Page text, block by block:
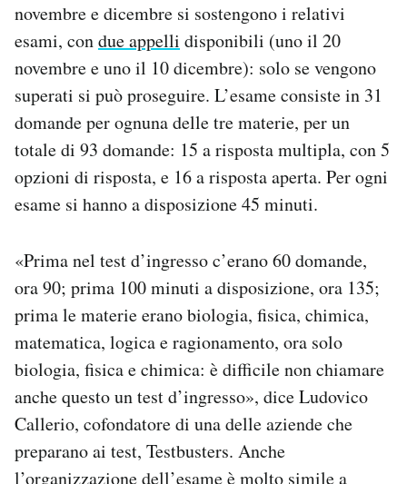
novembre e dicembre si sostengono i relativi
esami, condue appelli disponibili (uno il 20
novembre e uno il 10 dicembre): solo se vengono
superati si può proseguire. L’esame consiste in 31
domande per ognuna delle tre materie, per un
totale di 93 domande: 15 a risposta multipla, con 5
opzioni di risposta, e 16 a risposta aperta. Per ogni
esame si hanno a disposizione 45 minuti.
«Prima nel test d’ingresso c’erano 60 domande,
ora 90; prima 100 minuti a disposizione, ora 135;
prima le materie erano biologia, fisica, chimica,
matematica, logica e ragionamento, ora solo
biologia, fisica e chimica: è difficile non chiamare
anche questo un test d’ingresso», dice Ludovico
Callerio, cofondatore di una delle aziende che
preparano ai test, Testbusters. Anche
l’organizzazione dell’esame è molto simile a